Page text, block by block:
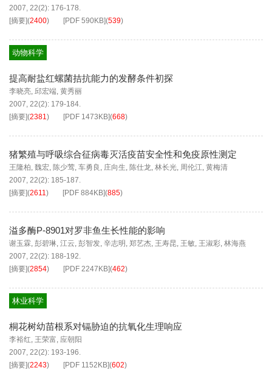
2007, 22(2): 176-178.
[摘要](2400) [PDF 590KB](539)
动物科学
提高耐盐红螺菌拮抗能力的发酵条件初探
李晓亮, 邱宏端, 黄秀丽
2007, 22(2): 179-184.
[摘要](2381) [PDF 1473KB](668)
猪繁殖与呼吸综合征病毒灭活疫苗安全性和免疫原性测定
王隆柏, 魏宏, 陈少莺, 车勇良 , 庄向生, 陈仕龙, 林长光, 周伦江, 黄梅清
2007, 22(2): 185-187.
[摘要](2611) [PDF 884KB](885)
溢多酶P-8901对罗非鱼生长性能的影响
谢玉霖, 彭碧琳, 江云, 彭智发, 辛志明 , 郑艺杰, 王寿昆, 王敏, 王淑彩, 林海燕
2007, 22(2): 188-192.
[摘要](2854) [PDF 2247KB](462)
林业科学
桐花树幼苗根系对镉胁迫的抗氧化生理响应
李裕红, 王荣富, 应朝阳
2007, 22(2): 193-196.
[摘要](2243) [PDF 1152KB](602)